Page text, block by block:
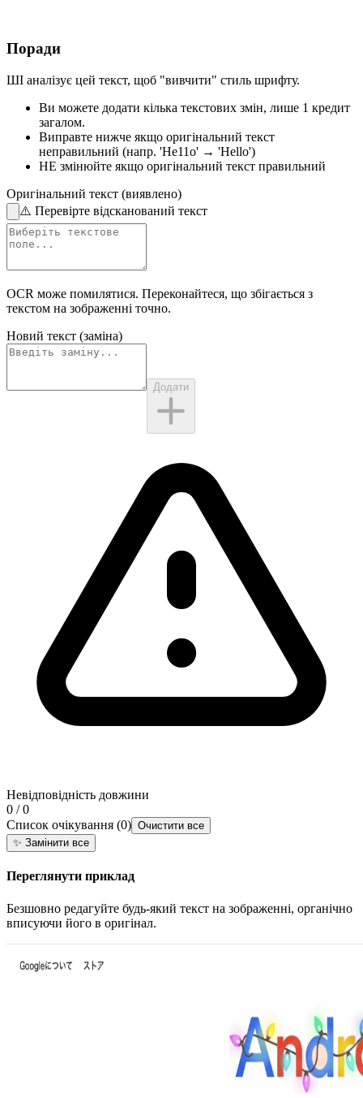
Поради
ШІ аналізує цей текст, щоб "вивчити" стиль шрифту.
Ви можете додати кілька текстових змін, лише 1 кредит
загалом.
Виправте нижче якщо оригінальний текст
неправильний (напр. 'He11o' → 'Hello')
НЕ змінюйте якщо оригінальний текст правильний
Оригінальний текст (виявлено)
⚠️ Перевірте відсканований текст
OCR може помилятися. Переконайтеся, що збігається з
текстом на зображенні точно.
Новий текст (заміна)
Додати
Невідповідність довжини
0 / 0
Список очікування (0) Очистити все
✨ Замінити все
Переглянути приклад
Безшовно редагуйте будь-який текст на зображенні, органічно
вписуючи його в оригінал.